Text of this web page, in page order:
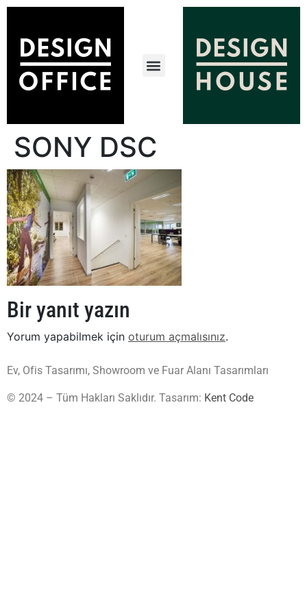
SONY DSC
Bir yanıt yazın
Yorum yapabilmek için oturum açmalısınız.
Ev, Ofis Tasarımı, Showroom ve Fuar Alanı Tasarımları
© 2024 – Tüm Hakları Saklıdır. Tasarım: Kent Code